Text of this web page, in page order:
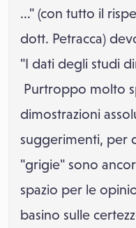
..." (con tutto il
dott. Petracca)
"I dati degli studi
Purtroppo molto
dimostrazioni
suggerimenti, per
"grigie" sono
spazio per le
basino sulle